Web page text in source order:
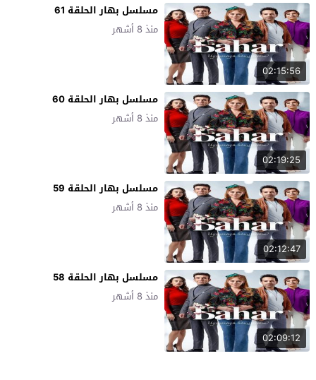
02:15:56
مسلسل بهار الحلقة 61
منذ 8 أشهر
02:19:25
مسلسل بهار الحلقة 60
منذ 8 أشهر
02:12:47
مسلسل بهار الحلقة 59
منذ 8 أشهر
02:09:12
مسلسل بهار الحلقة 58
منذ 8 أشهر